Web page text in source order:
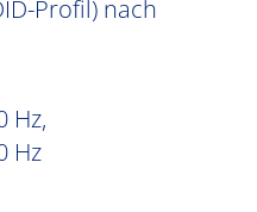
Profil) nach
Hz,
Hz